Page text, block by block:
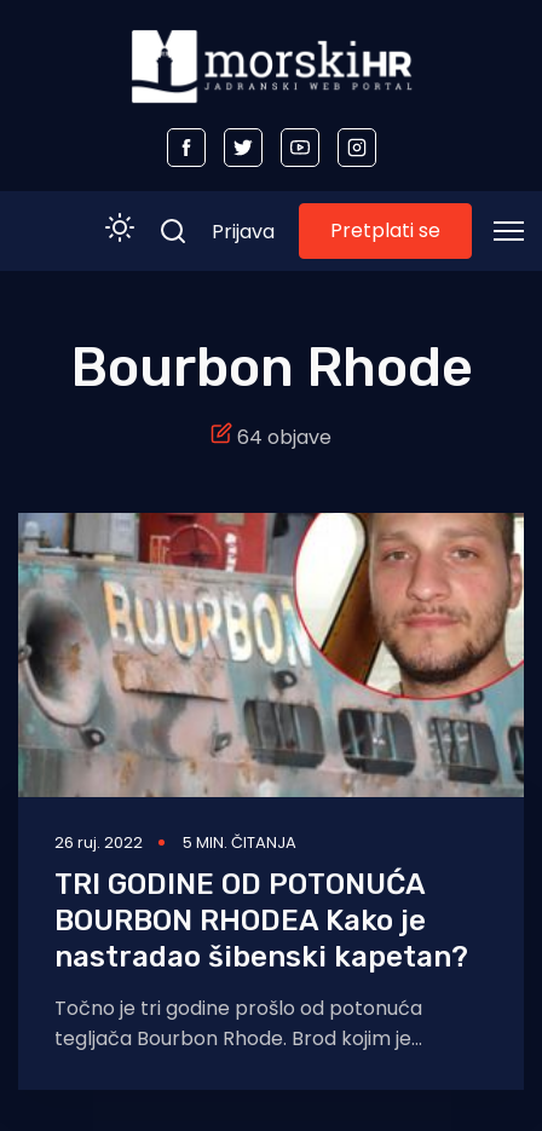
Morski plus
Otoci
Turizam i nautika
Pomorstvo
Ribolov
Ekologija
Tradicija i kultura
Prijava Pretplati se
Bourbon Rhode
64 objave
26 ruj. 2022 5 MIN. ČITANJA
TRI GODINE OD POTONUĆA
BOURBON RHODEA Kako je
nastradao šibenski kapetan?
Točno je tri godine prošlo od potonuća
tegljača Bourbon Rhode. Brod kojim je
zahvatio je